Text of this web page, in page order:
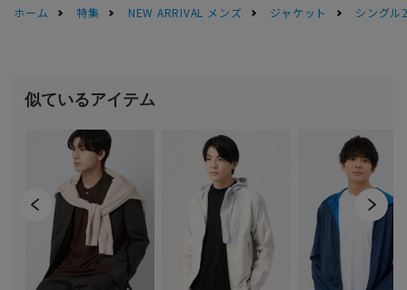
ホーム
特集 NEW ARRIVAL メンズ ジャケット シングル